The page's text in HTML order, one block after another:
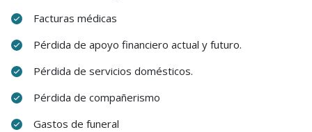
Facturas médicas
Pérdida de apoyo financiero actual y futuro.
Pérdida de servicios domésticos.
Pérdida de compañerismo
Gastos de funeral